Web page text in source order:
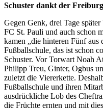
Schuster dankt der
Gegen Genk, drei Tage
FC St. Pauli und auch schon
kamen „die hinteren Fünf aus
Fußballschule, das ist schon
Schuster. Vor Torwart Noah
Philipp Treu, Ginter, Ogbus
zuletzt die Viererkette.
Fußballschule und ihren
ausdrückliche Lob des
die Früchte ernten und mit